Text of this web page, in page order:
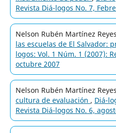
Revista Diá-logos No. 7,
Nelson Rubén Martínez
las escuelas de El Salvador:
logos: Vol. 1 Núm. 1 (2007):
octubre 2007
Nelson Rubén Martínez
cultura de evaluación , Diá-
Revista Diá-logos No. 6,